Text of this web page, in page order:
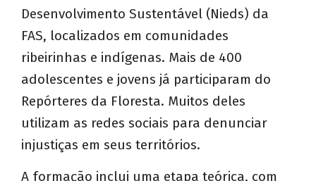
Desenvolvimento Sustentável (Nieds) da
FAS, localizados em comunidades
ribeirinhas e indígenas. Mais de 400
adolescentes e jovens já participaram do
Repórteres da Floresta. Muitos deles
utilizam as redes sociais para denunciar
injustiças em seus territórios.
A formação inclui uma etapa teórica, com